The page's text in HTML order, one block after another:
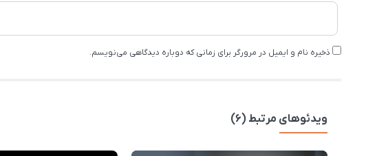
ذخیره نام و ایمیل در مرورگر برای زمانی که دوباره دیدگاهی می‌نویسم.
ویدئوهای مرتبط (6)